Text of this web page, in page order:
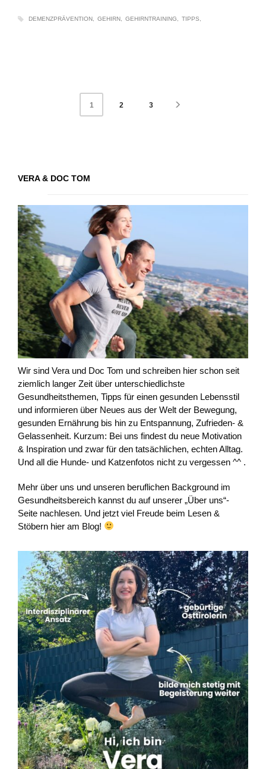
DEMENZPRÄVENTION GEHIRN GEHIRNTRAINING TIPPS
1 2 3
VERA & DOC TOM
Wir sind Vera und Doc Tom und schreiben hier schon seit
ziemlich langer Zeit über unterschiedlichste
Gesundheitsthemen, Tipps für einen gesunden Lebensstil
und informieren über Neues aus der Welt der Bewegung,
gesunden Ernährung bis hin zu Entspannung, Zufrieden- &
Gelassenheit. Kurzum: Bei uns findest du neue Motivation
& Inspiration und zwar für den tatsächlichen, echten Alltag.
Und all die Hunde- und Katzenfotos nicht zu vergessen ^^ .
Mehr über uns und unseren beruflichen Background im
Gesundheitsbereich kannst du auf unserer „Über uns“-
Seite nachlesen. Und jetzt viel Freude beim Lesen &
Stöbern hier am Blog!